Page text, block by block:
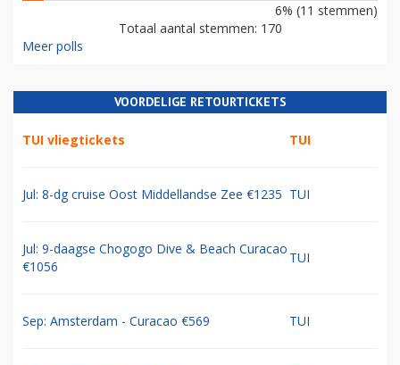
6% (11 stemmen)
Totaal aantal stemmen: 170
Meer polls
VOORDELIGE RETOURTICKETS
TUI vliegtickets TUI
Jul: 8-dg cruise Oost Middellandse Zee €1235 TUI
Jul: 9-daagse Chogogo Dive & Beach Curacao
€1056
TUI
Sep: Amsterdam - Curacao €569 TUI